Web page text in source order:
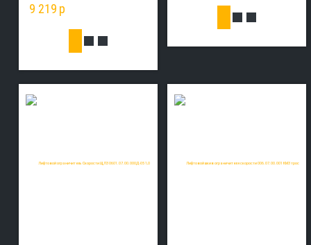
9 219 p